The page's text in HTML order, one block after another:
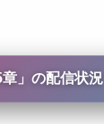
章」の配信状況